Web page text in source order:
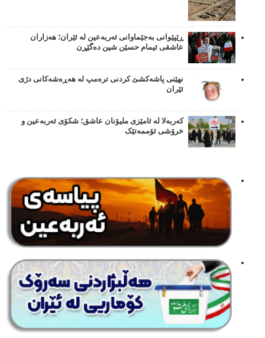
ڕێپێوانی بەجێماوانی ئەربەعین لە ئێران؛ هەزاران
عاشقی ئیمام حسێن شین دەگێڕن
نهێنی پاشەکشێ کردنی ترەمپ لە هەڕەشەکانی دژی
ئێران
کەربەلا لە ئامێزی ملیۆنان عاشق؛ شکۆی ئەربەعین و
خرۆشی ئۆممەتێک